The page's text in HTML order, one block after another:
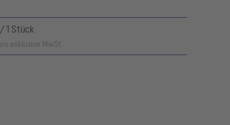
1 Stück
exklusive MwSt.